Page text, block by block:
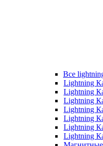
Все
Lightning
Lightning
Lightning
Lightning
Lightning
Lightning
Lightning